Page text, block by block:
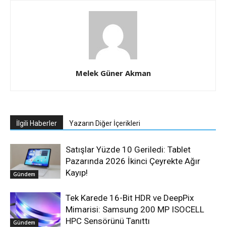
Melek Güner Akman
İlgili Haberler Yazarın Diğer İçerikleri
Gündem
Satışlar Yüzde 10 Geriledi: Tablet
Pazarında 2026 İkinci Çeyrekte Ağır
Kayıp!
Gündem
Tek Karede 16-Bit HDR ve DeepPix
Mimarisi: Samsung 200 MP ISOCELL
HPC Sensörünü Tanıttı